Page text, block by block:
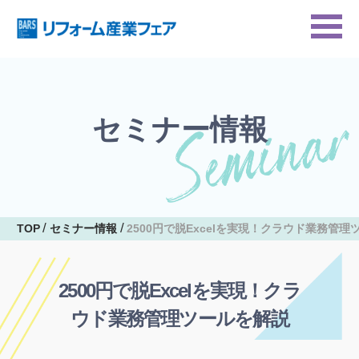
セミナー情報
TOP セミナー情報 2500円で脱Excelを実現！クラウド業務管理
2500円で脱Excelを実現！クラ
ウド業務管理ツールを解説